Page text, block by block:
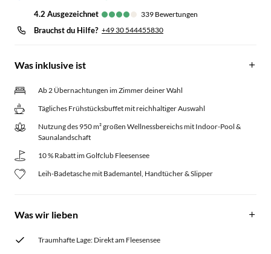
4.2 ausgezeichnet 339 Bewertungen
Brauchst du Hilfe? +49 30 544455830
Was inklusive ist
Ab 2 Übernachtungen im Zimmer deiner Wahl
Tägliches Frühstücksbuffet mit reichhaltiger Auswahl
Nutzung des 950 m² großen Wellnessbereichs mit Indoor-Pool &
Saunalandschaft
10 % Rabatt im Golfclub Fleesensee
Leih-Badetasche mit Bademantel, Handtücher & Slipper
Was wir lieben
Traumhafte Lage: Direkt am Fleesensee